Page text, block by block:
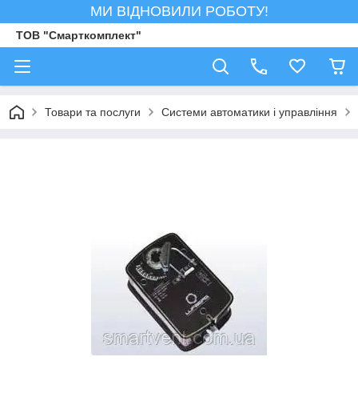
МИ ВІДНОВИЛИ РОБОТУ!
ТОВ "Смарткомплект"
Товари та послуги Системи автоматики і управління